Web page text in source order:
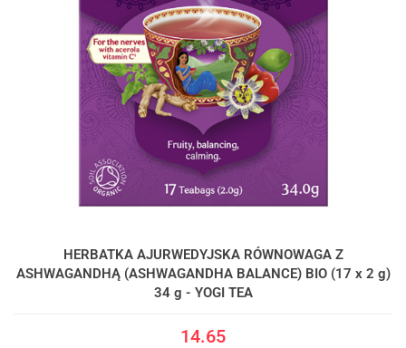
HERBATKA AJURWEDYJSKA RÓWNOWAGA Z
ASHWAGANDHĄ (ASHWAGANDHA BALANCE) BIO (17 x 2 g)
34 g - YOGI TEA
14.65